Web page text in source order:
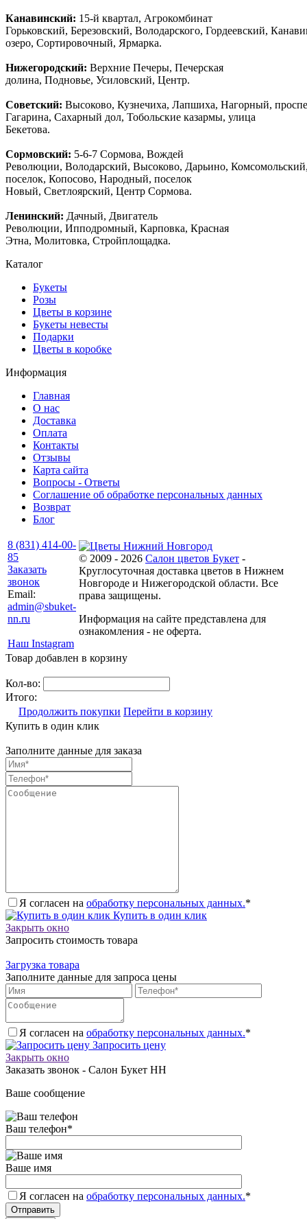
Канавинский: 15-й квартал, Агрокомбинат
Горьковский, Березовский, Володарского, Гордеевский,
озеро, Сортировочный, Ярмарка.
Нижегородский: Верхние Печеры, Печерская
долина, Подновье, Усиловский, Центр.
Советский: Высоково, Кузнечиха, Лапшиха, Нагорный,
Гагарина, Сахарный дол, Тобольские казармы, улица
Бекетова.
Сормовский: 5-6-7 Сормова, Вождей
Революции, Володарский, Высоково, Дарьино,
поселок, Копосово, Народный, поселок
Новый, Светлоярский, Центр Сормова.
Ленинский: Дачный, Двигатель
Революции, Ипподромный, Карповка, Красная
Этна, Молитовка, Стройплощадка.
Каталог
Букеты
Розы
Цветы в корзине
Букеты невесты
Подарки
Цветы в коробке
Информация
Главная
О нас
Доставка
Оплата
Контакты
Отзывы
Карта сайта
Вопросы - Ответы
Соглашение об обработке персональных данных
Возврат
Блог
8 (831) 414-00-
85
Заказать
звонок
Email:
admin@sbuket-
nn.ru
Наш Instagram
© 2009 - 2026 Салон цветов Букет -
Круглосуточная доставка цветов в Нижнем
Новгороде и Нижегородской области. Все
права защищены.
Информация на сайте представлена для
ознакомления - не оферта.
Товар добавлен в корзину
Кол-во:
Итого:
Продолжить покупки Перейти в корзину
Купить в один клик
Заполните данные для заказа
Я согласен на обработку персональных данных.*
Купить в один клик
Закрыть окно
Запросить стоимость товара
Загрузка товара
Заполните данные для запроса цены
Я согласен на обработку персональных данных.*
Запросить цену
Закрыть окно
Заказать звонок - Салон Букет НН
Ваше сообщение
Ваш телефон*
Ваше имя
Я согласен на обработку персональных данных.*